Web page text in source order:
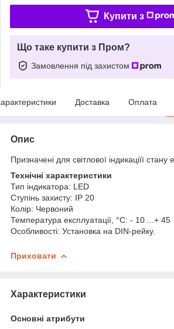
Купити з
Що таке купити з Пром?
Замовлення під захистом
Доставка Оплата
Опис
Призначені для світлової індикаціїї стану
Технічні характеристики
Тип індикатора: LED
Ступінь захисту: IP 20
Колір: Червоний
Температура експлуатації, °С: - 10 ...+ 45
Особливості: Установка на DIN-рейку.
Приховати
Характеристики
Основні атрибути